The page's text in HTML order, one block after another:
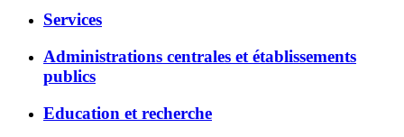
Services
Administrations centrales et établissements
publics
Education et recherche